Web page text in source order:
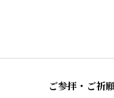
ご参拝・ご祈